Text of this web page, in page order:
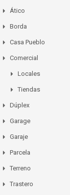
Ático
Borda
Casa Pueblo
Comercial
Locales
Tiendas
Dúplex
Garage
Garaje
Parcela
Terreno
Trastero